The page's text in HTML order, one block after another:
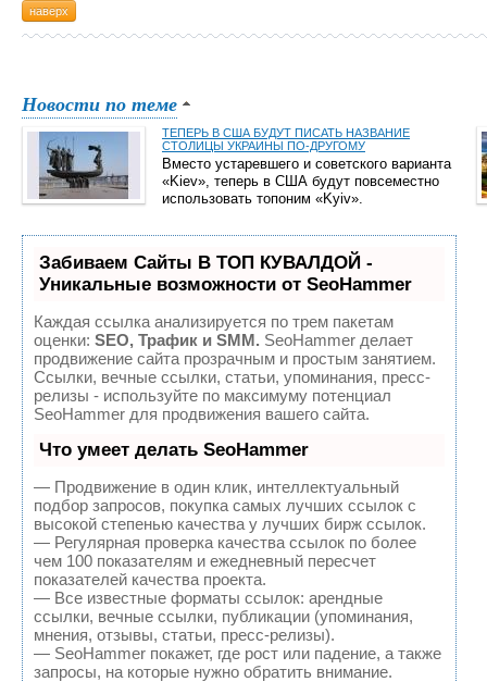
наверх
Новости по теме
ТЕПЕРЬ В США БУДУТ ПИСАТЬ НАЗВАНИЕ
СТОЛИЦЫ УКРАИНЫ ПО-ДРУГОМУ
Вместо устаревшего и советского варианта
«Kiev», теперь в США будут повсеместно
использовать топоним «Kyiv».
Забиваем Сайты В ТОП КУВАЛДОЙ -
Уникальные возможности от SeoHammer
Каждая ссылка анализируется по трем пакетам
оценки: SEO, Трафик и SMM. SeoHammer делает
продвижение сайта прозрачным и простым занятием.
Ссылки, вечные ссылки, статьи, упоминания, пресс-
релизы - используйте по максимуму потенциал
SeoHammer для продвижения вашего сайта.
Что умеет делать SeoHammer
— Продвижение в один клик, интеллектуальный
подбор запросов, покупка самых лучших ссылок с
высокой степенью качества у лучших бирж ссылок.
— Регулярная проверка качества ссылок по более
чем 100 показателям и ежедневный пересчет
показателей качества проекта.
— Все известные форматы ссылок: арендные
ссылки, вечные ссылки, публикации (упоминания,
мнения, отзывы, статьи, пресс-релизы).
— SeoHammer покажет, где рост или падение, а также
запросы, на которые нужно обратить внимание.